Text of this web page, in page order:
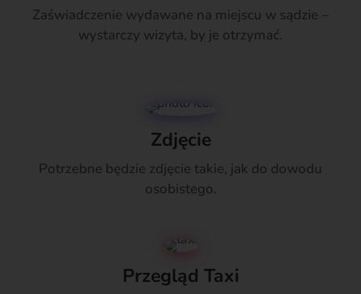
Zaświadczenie wydawane na miejscu w sądzie –
wystarczy wizyta, by je otrzymać.
Zdjęcie
Potrzebne będzie zdjęcie takie, jak do dowodu
osobistego.
Przegląd Taxi